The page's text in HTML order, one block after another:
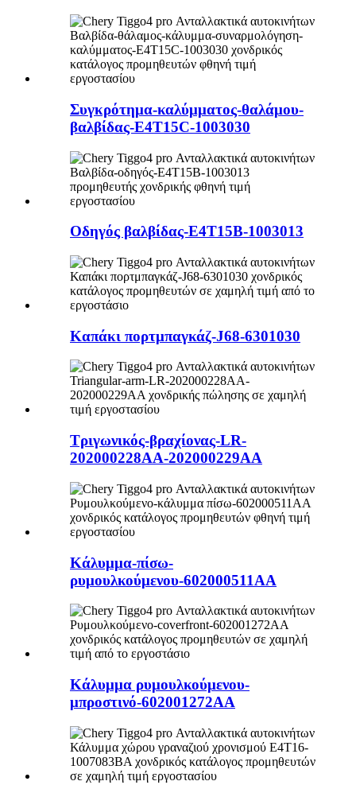
Συγκρότημα-καλύμματος-θαλάμου-
βαλβίδας-E4T15C-1003030
Οδηγός βαλβίδας-E4T15B-1003013
Καπάκι πορτμπαγκάζ-J68-6301030
Τριγωνικός-βραχίονας-LR-
202000228AA-202000229AA
Κάλυμμα-πίσω-
ρυμουλκούμενου-602000511AA
Κάλυμμα ρυμουλκούμενου-
μπροστινό-602001272AA